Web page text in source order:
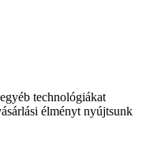
technológiákat
élményt nyújtsunk